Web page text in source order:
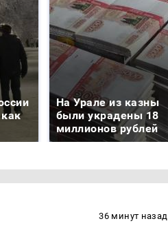
На Урале из казны
были украдены 18
миллионов рублей
36 минут назад